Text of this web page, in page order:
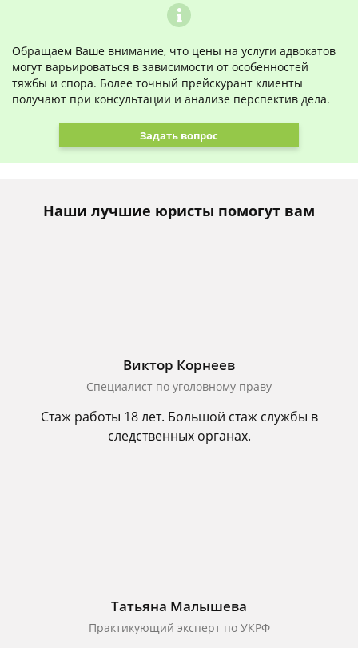
Обращаем Ваше внимание, что цены на услуги адвокатов
могут варьироваться в зависимости от особенностей
тяжбы и спора. Более точный прейскурант клиенты
получают при консультации и анализе перспектив дела.
Задать вопрос
Наши лучшие юристы помогут вам
Виктор Корнеев
Cпециалист по уголовному праву
Стаж работы 18 лет. Большой стаж службы в
следственных органах.
Татьяна Малышева
Практикующий эксперт по УКРФ